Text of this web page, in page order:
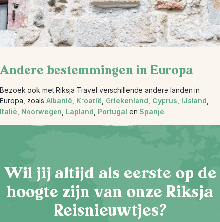
Andere bestemmingen in Europa
Bezoek ook met Riksja Travel verschillende andere landen in
Europa, zoals Albanië Kroatië Griekenland Cyprus IJsland
Italië Noorwegen Lapland Portugal en Spanje.
Wil jij altijd als eerste op de
hoogte zijn van onze Riksja
Reisnieuwtjes?